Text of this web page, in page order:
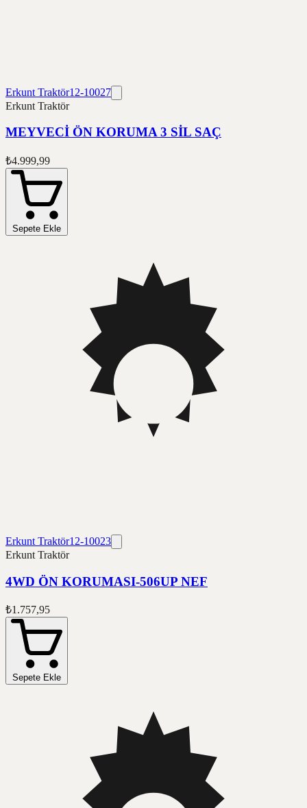
Erkunt Traktör12-10027
Erkunt Traktör
MEYVECİ ÖN KORUMA 3 SİL SAÇ
₺4.999,99
Sepete Ekle
Erkunt Traktör12-10023
Erkunt Traktör
4WD ÖN KORUMASI-506UP NEF
₺1.757,95
Sepete Ekle